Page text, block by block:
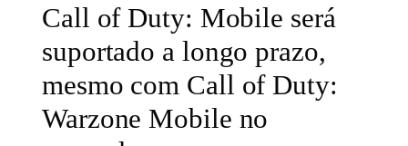
Call of Duty: Mobile será
suportado a longo prazo,
mesmo com Call of Duty:
Warzone Mobile no